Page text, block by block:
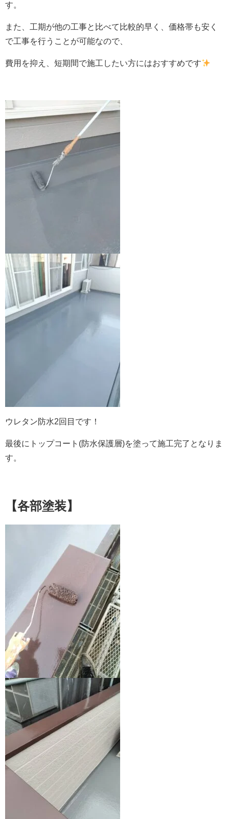
す。
また、工期が他の工事と比べて比較的早く、価格帯も安く
で工事を行うことが可能なので、
費用を抑え、短期間で施工したい方にはおすすめです
ウレタン防水2回目です！
最後にトップコート(防水保護層)を塗って施工完了となりま
す。
【各部塗装】